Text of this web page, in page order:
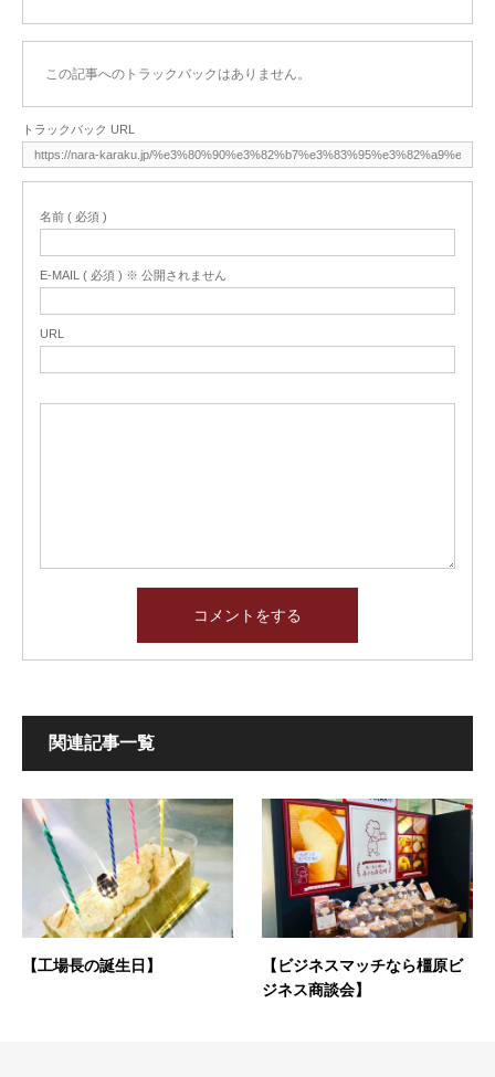
この記事へのトラックバックはありません。
トラックバック URL
名前 ( 必須 )
E-MAIL ( 必須 ) ※ 公開されません
URL
関連記事一覧
【工場長の誕生日】
【ビジネスマッチなら橿原ビ
ジネス商談会】